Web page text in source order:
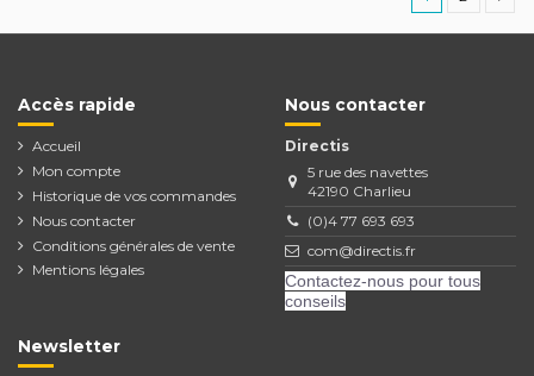
Accès rapide
Accueil
Mon compte
Historique de vos commandes
Nous contacter
Conditions générales de vente
Mentions légales
Nous contacter
Directis
5 rue des navettes
42190 Charlieu
(0)4 77 693 693
com@directis.fr
Contactez-nous pour tous
conseils
Newsletter